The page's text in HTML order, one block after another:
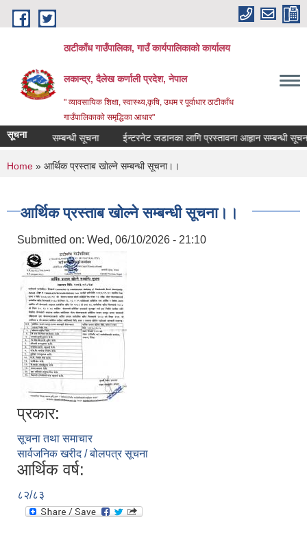
Skip to main content
ठाटीकाँध गाउँपालिका, गाउँ कार्यपालिकाको कार्यालय
लकान्द्र, दैलेख कर्णाली प्रदेश, नेपाल
" व्यावसायिक शिक्षा, स्वास्थ्य,कृषि, उधम र पूर्वाधार ठाटीकाँध
गाउँपालिकाको समृद्धिका आधार"
सूचना
दर्ता गराउने सम्बन्धी सूचना ईन्टरनेट जडानका लागि प्रस्तावना आहृान सम्बन्धी सूचना
You are here
Home » आर्थिक प्रस्ताब खाेल्ने सम्बन्धी सूचना।।
आर्थिक प्रस्ताब खाेल्ने सम्बन्धी सूचना।।
Submitted on: Wed, 06/10/2026 - 21:10
प्रकार:
सूचना तथा समाचार
सार्वजनिक खरीद / बोलपत्र सूचना
आर्थिक वर्ष:
८२/८३